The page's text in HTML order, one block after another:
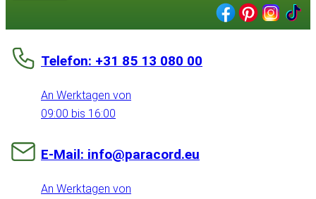
Telefon: +31 85 13 080 00
An Werktagen von
09:00 bis 16:00
E-Mail: info@paracord.eu
An Werktagen von